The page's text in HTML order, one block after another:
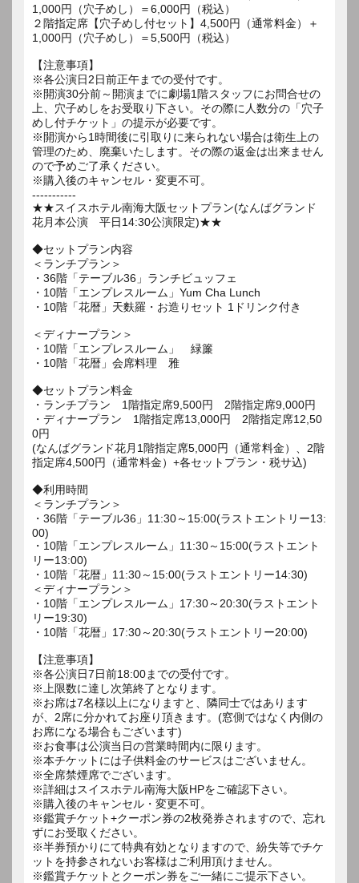
1,000円（穴子めし）＝6,000円（税込）
２階指定席【穴子めし付セット】4,500円（通常料金）＋
1,000円（穴子めし）＝5,500円（税込）
【注意事項】
※各公演日2日前正午までの受付です。
※開演30分前～開演までに劇場1階スタッフにお問合せの
上、穴子めしをお受取り下さい。その際に人数分の「穴子
めし付チケット」の提示が必要です。
※開演から1時間後に引取りに来られない場合は衛生上の
管理のため、廃棄いたします。その際の返金は出来ません
ので予めご了承ください。
※購入後のキャンセル・変更不可。
-----------
★★スイスホテル南海大阪セットプラン(なんばグランド
花月本公演 平日14:30公演限定)★★
◆セットプラン内容
＜ランチプラン＞
・36階「テーブル36」ランチビュッフェ
・10階「エンプレスルーム」Yum Cha Lunch
・10階「花暦」天麩羅・お造りセット 1ドリンク付き
＜ディナープラン＞
・10階「エンプレスルーム」 緑簾
・10階「花暦」会席料理 雅
◆セットプラン料金
・ランチプラン 1階指定席9,500円 2階指定席9,000円
・ディナープラン 1階指定席13,000円 2階指定席12,50
0円
(なんばグランド花月1階指定席5,000円（通常料金）、2階
指定席4,500円（通常料金）+各セットプラン・税サ込)
◆利用時間
＜ランチプラン＞
・36階「テーブル36」11:30～15:00(ラストエントリー13:
00)
・10階「エンプレスルーム」11:30～15:00(ラストエント
リー13:00)
・10階「花暦」11:30～15:00(ラストエントリー14:30)
＜ディナープラン＞
・10階「エンプレスルーム」17:30～20:30(ラストエント
リー19:30)
・10階「花暦」17:30～20:30(ラストエントリー20:00)
【注意事項】
※各公演日7日前18:00までの受付です。
※上限数に達し次第終了となります。
※お席は7名様以上になりますと、隣同士ではあります
が、2席に分かれてお座り頂きます。(窓側ではなく内側の
お席になる場合もございます)
※お食事は公演当日の営業時間内に限ります。
※本チケットには子供料金のサービスはございません。
※全席禁煙席でございます。
※詳細はスイスホテル南海大阪HPをご確認下さい。
※購入後のキャンセル・変更不可。
※鑑賞チケット+クーポン券の2枚発券されますので、忘れ
ずにお受取ください。
※半券預かりにて特典有効となりますので、紛失等でチケ
ットを持参されないお客様はご利用頂けません。
※鑑賞チケットとクーポン券をご一緒にご提示下さい。